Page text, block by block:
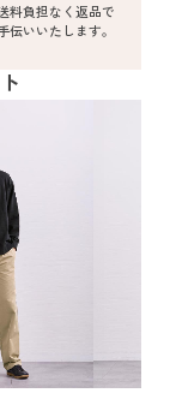
料負担なく返品で
いいたします。